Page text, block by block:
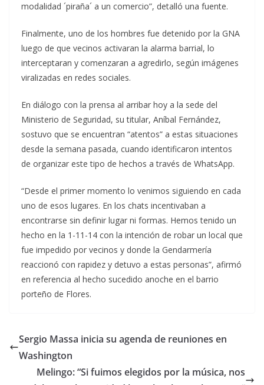
modalidad ´piraña´ a un comercio”, detalló una fuente.
Finalmente, uno de los hombres fue detenido por la GNA
luego de que vecinos activaran la alarma barrial, lo
interceptaran y comenzaran a agredirlo, según imágenes
viralizadas en redes sociales.
En diálogo con la prensa al arribar hoy a la sede del
Ministerio de Seguridad, su titular, Aníbal Fernández,
sostuvo que se encuentran “atentos” a estas situaciones
desde la semana pasada, cuando identificaron intentos
de organizar este tipo de hechos a través de WhatsApp.
“Desde el primer momento lo venimos siguiendo en cada
uno de esos lugares. En los chats incentivaban a
encontrarse sin definir lugar ni formas. Hemos tenido un
hecho en la 1-11-14 con la intención de robar un local que
fue impedido por vecinos y donde la Gendarmería
reaccionó con rapidez y detuvo a estas personas”, afirmó
en referencia al hecho sucedido anoche en el barrio
porteño de Flores.
Sergio Massa inicia su agenda de reuniones en
Washington
Melingo: “Si fuimos elegidos por la música, nos